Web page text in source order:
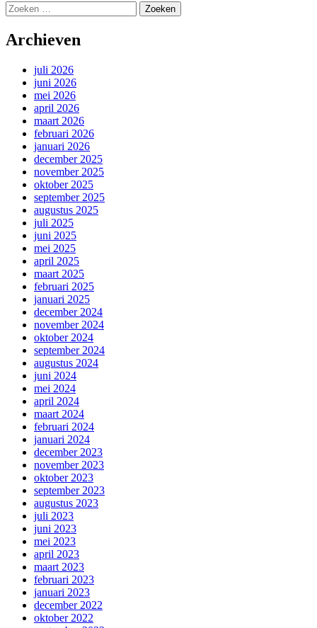
Zoeken
naar:
Archieven
juli 2026
juni 2026
mei 2026
april 2026
maart 2026
februari 2026
januari 2026
december 2025
november 2025
oktober 2025
september 2025
augustus 2025
juli 2025
juni 2025
mei 2025
april 2025
maart 2025
februari 2025
januari 2025
december 2024
november 2024
oktober 2024
september 2024
augustus 2024
juni 2024
mei 2024
april 2024
maart 2024
februari 2024
januari 2024
december 2023
november 2023
oktober 2023
september 2023
augustus 2023
juli 2023
juni 2023
mei 2023
april 2023
maart 2023
februari 2023
januari 2023
december 2022
oktober 2022